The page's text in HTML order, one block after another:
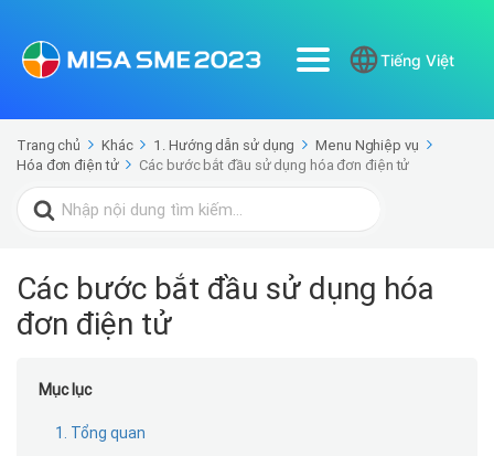
Tiếng Việt
Trang chủ Khác 1. Hướng dẫn sử dụng
Menu Nghiệp vụ
Hóa đơn điện tử
Các bước bắt đầu sử dụng hóa đơn điện tử
Search
for:
Các bước bắt đầu sử dụng hóa
đơn điện tử
Mục lục
1. Tổng quan